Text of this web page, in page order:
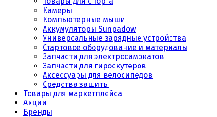
Камеры
Компьютерные мыши
Аккумуляторы Sunpadow
Универсальные зарядные устройства
Стартовое оборудование и материалы
Запчасти для электросамокатов
Запчасти для гироскутеров
Аксессуары для велосипедов
Средства защиты
Товары для маркетплейса
Акции
Бренды